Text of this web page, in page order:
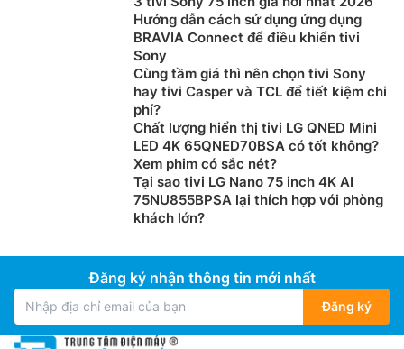
được trang bị bộ xử lý AI Q4 mạnh mẽ có khả năng
nâng cấp hình ảnh đầu vào lên chuẩn 4K giúp bạn thỏa
sức chiêm ngưỡng nội dung bạn yêu thích ở chất
lượng 4K sắc nét và sắc thái màu sắc nguyên bản.
Hệ điều hành One UI Tizen
Hướng dẫn cách sử dụng ứng dụng
BRAVIA Connect để điều khiển tivi
Sony
Cùng tầm giá thì nên chọn tivi Sony
hay tivi Casper và TCL để tiết kiệm chi
phí?
Chất lượng hiển thị tivi LG QNED Mini
LED 4K 65QNED70BSA có tốt không?
Xem phim có sắc nét?
Tại sao tivi LG Nano 75 inch 4K AI
75NU855BPSA lại thích hợp với phòng
khách lớn?
Đăng ký nhận thông tin mới nhất
Đăng ký